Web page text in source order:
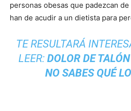
personas obesas que padezcan
han de acudir a un dietista para
TE RESULTARÁ
LEER: DOLOR DE
NO SABES QUÉ